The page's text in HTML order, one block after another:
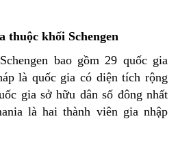
thuộc khối Schengen
bao gồm 29 quốc gia
là quốc gia có diện tích rộng
gia sở hữu dân số đông nhất
là hai thành viên gia nhập